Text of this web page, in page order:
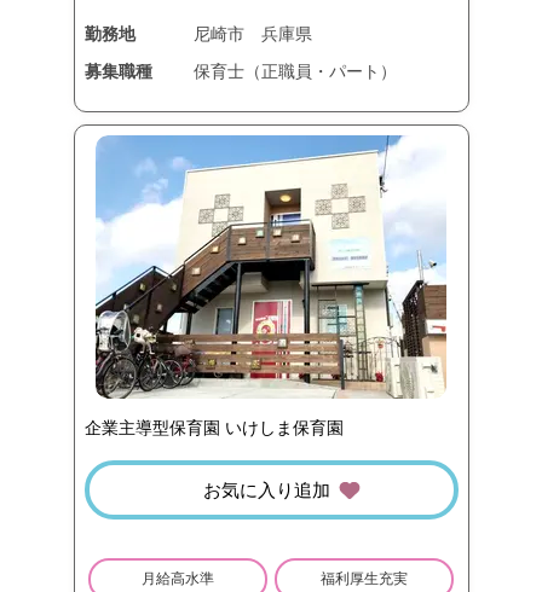
勤務地 尼崎市
兵庫県
募集職種
保育士（正職員・パート）
企業主導型保育園 いけしま保育園
お気に入り追加
月給高水準 福利厚生充実